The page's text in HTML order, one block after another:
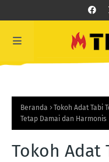
Beranda
Tokoh Adat Tabi
Tetap Damai dan Harmonis
Tokoh Adat